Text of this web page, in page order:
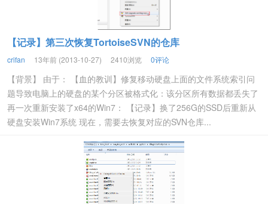
【记录】第三次恢复TortoiseSVN的仓库
crifan 13年前 (2013-10-27) 2410浏览 0评论
【背景】 由于： 【血的教训】修复移动硬盘上面的文件系统索引问
题导致电脑上的硬盘的某个分区被格式化：该分区所有数据都丢失了
再一次重新安装了x64的Win7： 【记录】换了256G的SSD后重新从
硬盘安装Win7系统 现在，需要去恢复对应的SVN仓库...